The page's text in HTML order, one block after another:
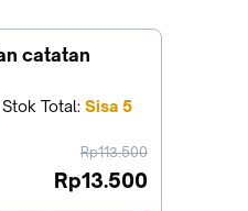
catatan
Stok Total: Sisa 5
harga
sebelum
Rp113.500
Rp13.500